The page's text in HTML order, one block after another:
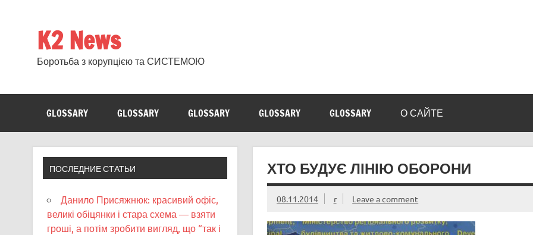
K2 News
Боротьба з корупцією та СИСТЕМОЮ
GLOSSARY GLOSSARY GLOSSARY GLOSSARY GLOSSARY О САЙТЕ
ХТО БУДУЄ ЛІНІЮ ОБОРОНИ
08.11.2014 r Leave a comment
ПОСЛЕДНИЕ СТАТЬИ
Данило Присяжнюк: красивий офіс,
великі обіцянки і стара схема — взяти
гроші, а потім зробити вигляд, що “так і